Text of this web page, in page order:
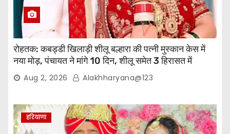
रोहतक: कबड्डी खिलाड़ी शीलू बल्हारा की पत्नी मुस्कान केस में
नया मोड़, पंचायत ने मांगे 10 दिन, शीलू समेत 3 हिरासत में
Aug 2, 2026 Alakhharyana@123
हरियाणा